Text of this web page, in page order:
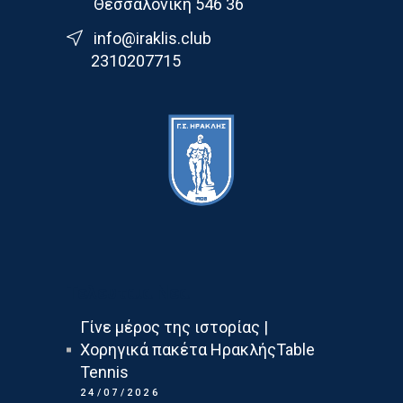
info@iraklis.club
2310207715
Γίνε μέρος της ιστορίας |
Χορηγικά πακέτα ΗρακλήςTable
Tennis
24/07/2026